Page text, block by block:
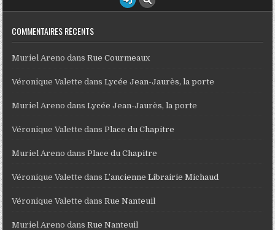
COMMENTAIRES RÉCENTS
Muriel Areno dansRue Courmeaux
Véronique Valette dansLycée Jean-Jaurès, la porte
Muriel Areno dansLycée Jean-Jaurès, la porte
Véronique Valette dansPlace du Chapitre
Muriel Areno dansPlace du Chapitre
Véronique Valette dansL’ancienne Librairie Michaud
Véronique Valette dansRue Nanteuil
Muriel Areno dansRue Nanteuil